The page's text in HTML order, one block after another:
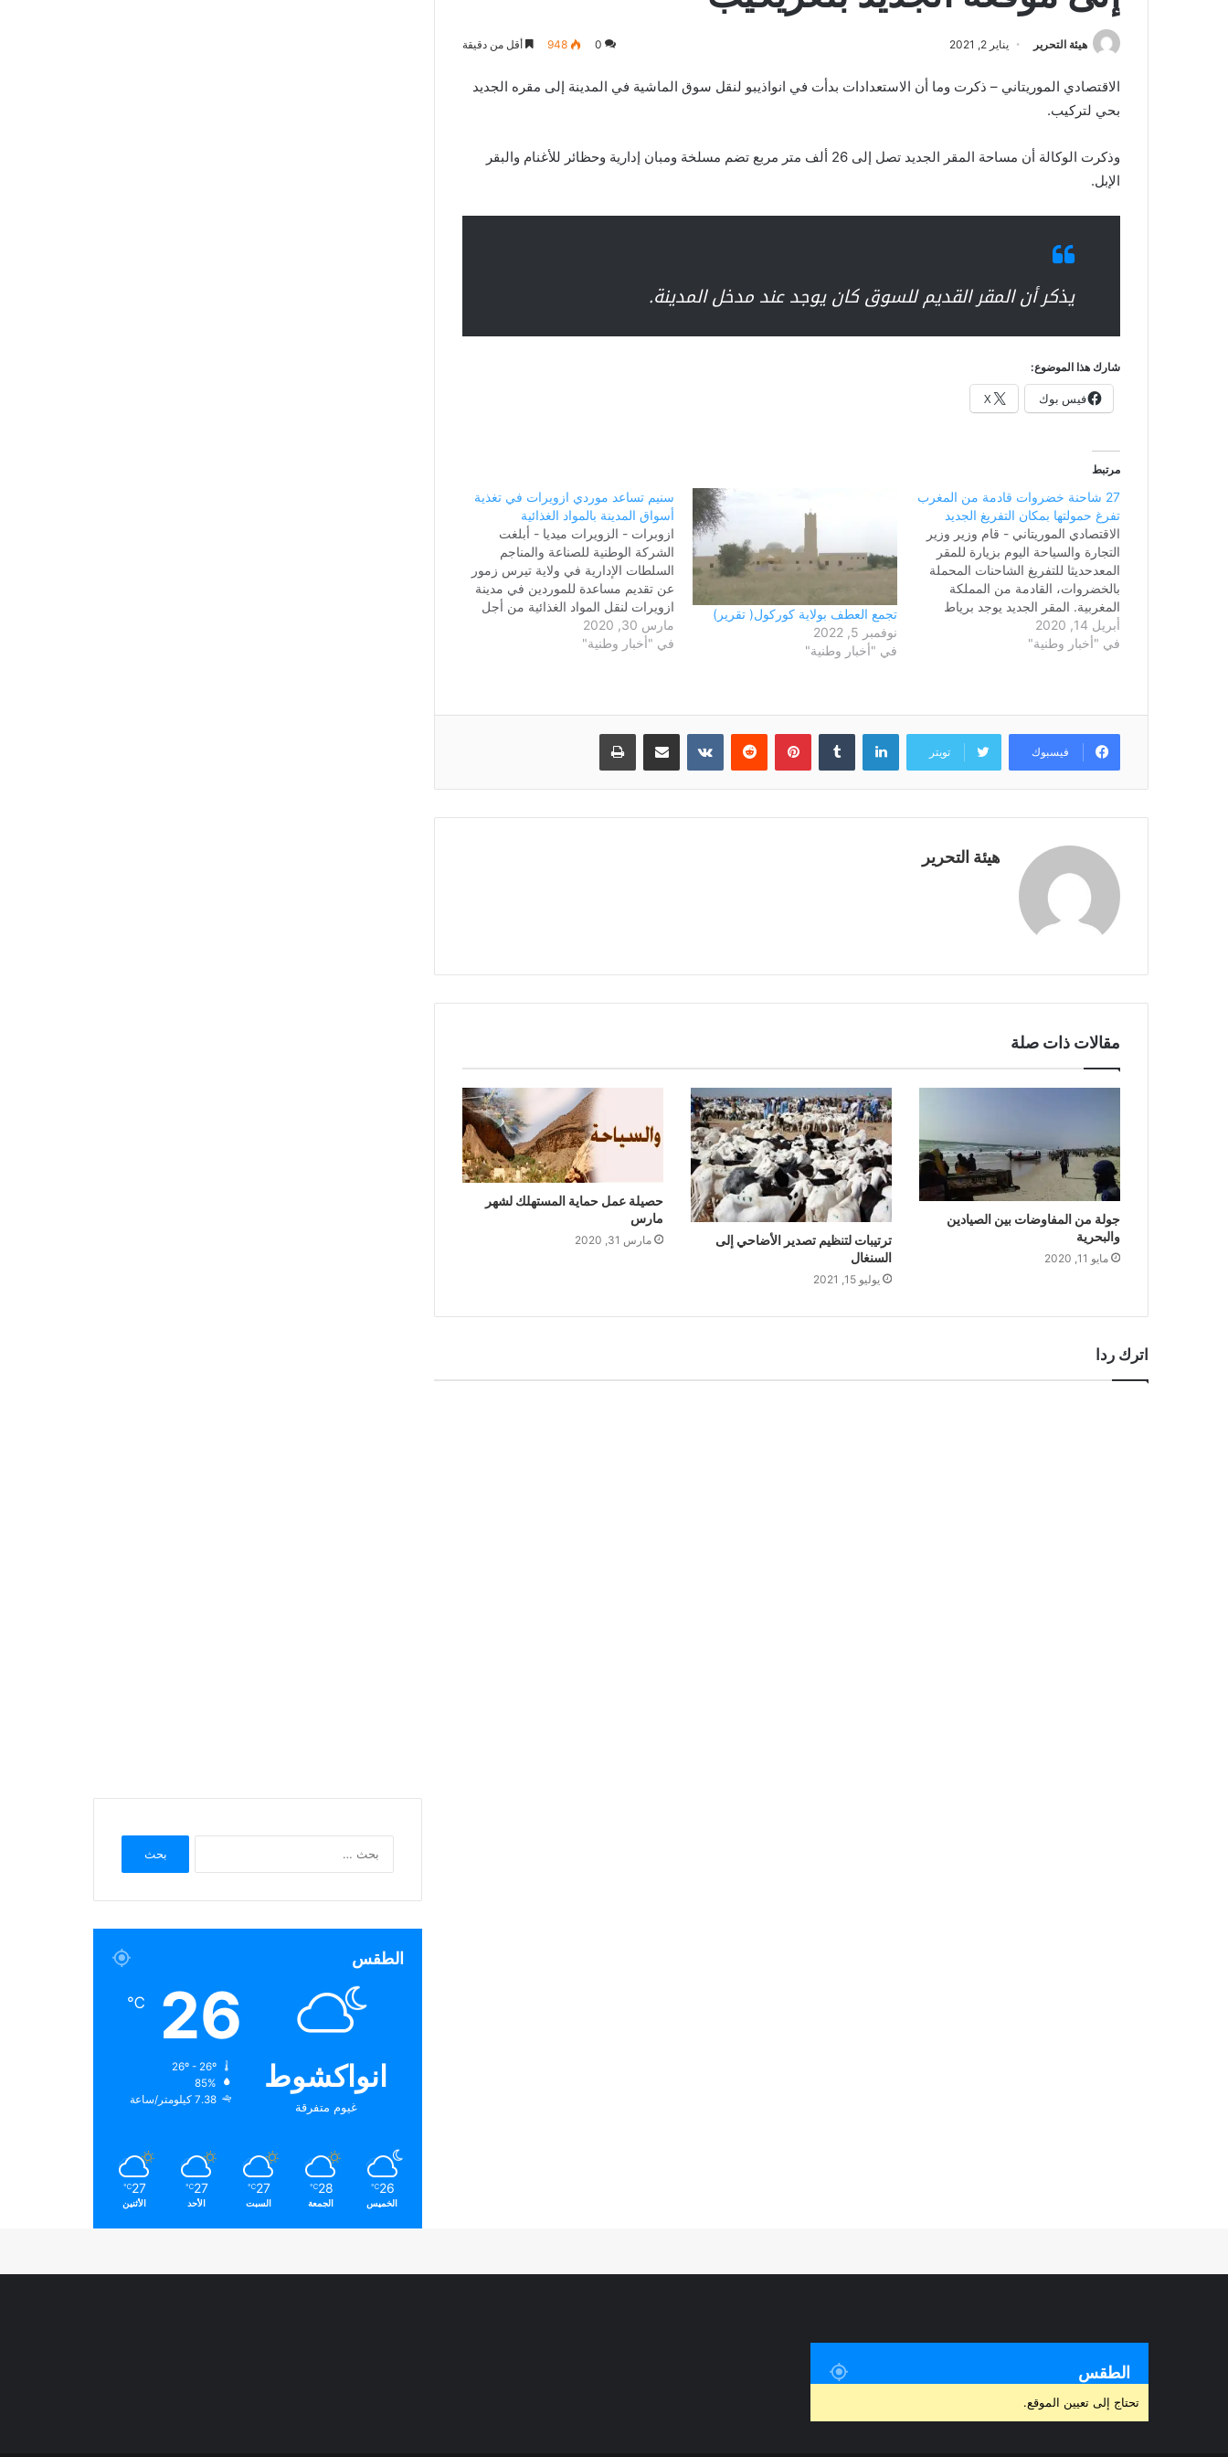
هيئة التحرير يناير 2, 2021 0
948 أقل من دقيقة
الاقتصادي الموريتاني – ذكرت وما أن الاستعدادات بدأت في انواذيبو لنقل سوق الماشية في المدينة إلى مقره الجديد
بحي لتركيب.
وذكرت الوكالة أن مساحة المقر الجديد تصل إلى 26 ألف متر مربع تضم مسلخة ومبان إدارية وحظائر للأغنام والبقر
الإبل.
يذكر أن المقر القديم للسوق كان يوجد عند مدخل المدينة.
شارك هذا الموضوع:
فيس بوك X
مرتبط
27 شاحنة خضروات قادمة من المغرب
تفرغ حمولتها بمكان التفريغ الجديد
الاقتصادي الموريتاني - قام وزير وزير
التجارة والسياحة اليوم بزيارة للمقر
المعدحديثا للتفريغ الشاحنات المحملة
بالخضروات، القادمة من المملكة
المغربية. المقر الجديد يوجد برياط
البحر، شمال انواكشوط ، وقد تقرر
استخدامه كمكان لتفريغ تلك الشحنات،
أبريل 14, 2020
في "أخبار وطنية"
تجمع العطف بولاية كوركول( تقرير)
نوفمبر 5, 2022
في "أخبار وطنية"
سنيم تساعد موردي ازويرات في تغذية
أسواق المدينة بالمواد الغذائية
ازوبرات - الزويرات ميديا - أبلغت
الشركة الوطنية للصناعة والمناجم
السلطات الإدارية في ولاية تيرس زمور
عن تقديم مساعدة للموردين في مدينة
ازويرات لنقل المواد الغذائية من أجل
ضمان تموين سوق ازويرات بشكل دائم
في إطار مساعدتها في الجهود الرامية
مارس 30, 2020
في "أخبار وطنية"
فيسبوك تويتر
لينكدإن بينتيريست مشاركة عبر البريد طباعة
هيئة التحرير
مقالات ذات صلة
جولة من المفاوضات بين الصيادين
والبحرية
مايو 11, 2020
ترتيبات لتنظيم تصدير الأضاحي إلى
السنغال
يوليو 15, 2021
حصيلة عمل حماية المستهلك لشهر
مارس
مارس 31, 2020
اترك ردا
الطقس
انواكشوط
غيوم متفرقة
26
℃
85%
7.38 كيلومتر/ساعة
26
℃
الخميس
28
℃
الجمعة
27
℃
السبت
27
℃
الأحد
27
℃
الأثنين
الطقس
تحتاج إلى تعيين الموقع.